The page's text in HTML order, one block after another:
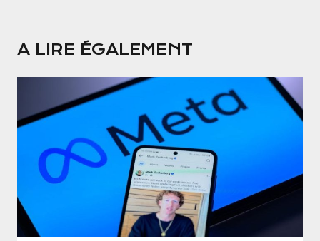
A LIRE ÉGALEMENT